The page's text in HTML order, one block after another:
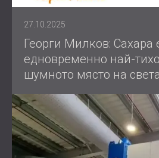
27.10.2025
Георги Милков: Сахара
едновременно най-
шумното място на света